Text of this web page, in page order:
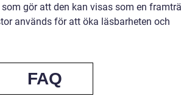
gör att den kan visas som en
används för att öka läsbarheten och
FAQ